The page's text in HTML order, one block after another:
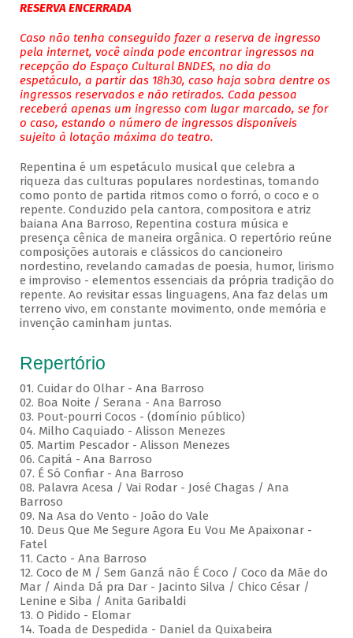
RESERVA ENCERRADA
Caso não tenha conseguido fazer a reserva de ingresso
pela internet, você ainda pode encontrar ingressos na
recepção do Espaço Cultural BNDES, no dia do
espetáculo, a partir das 18h30, caso haja sobra dentre os
ingressos reservados e não retirados. Cada pessoa
receberá apenas um ingresso com lugar marcado, se for
o caso, estando o número de ingressos disponíveis
sujeito à lotação máxima do teatro.
Repentina é um espetáculo musical que celebra a
riqueza das culturas populares nordestinas, tomando
como ponto de partida ritmos como o forró, o coco e o
repente. Conduzido pela cantora, compositora e atriz
baiana Ana Barroso, Repentina costura música e
presença cênica de maneira orgânica. O repertório reúne
composições autorais e clássicos do cancioneiro
nordestino, revelando camadas de poesia, humor, lirismo
e improviso - elementos essenciais da própria tradição do
repente. Ao revisitar essas linguagens, Ana faz delas um
terreno vivo, em constante movimento, onde memória e
invenção caminham juntas.
Repertório
01. Cuidar do Olhar - Ana Barroso
02. Boa Noite / Serana - Ana Barroso
03. Pout-pourri Cocos - (domínio público)
04. Milho Caquiado - Alisson Menezes
05. Martim Pescador - Alisson Menezes
06. Capitá - Ana Barroso
07. É Só Confiar - Ana Barroso
08. Palavra Acesa / Vai Rodar - José Chagas / Ana
Barroso
09. Na Asa do Vento - João do Vale
10. Deus Que Me Segure Agora Eu Vou Me Apaixonar -
Fatel
11. Cacto - Ana Barroso
12. Coco de M / Sem Ganzá não É Coco / Coco da Mãe do
Mar / Ainda Dá pra Dar - Jacinto Silva / Chico César /
Lenine e Siba / Anita Garibaldi
13. O Pidido - Elomar
14. Toada de Despedida - Daniel da Quixabeira